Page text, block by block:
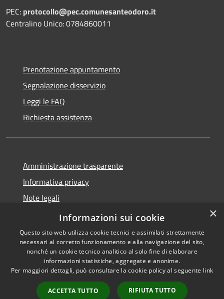
PEC: protocollo@pec.comunesanteodoro.it
Centralino Unico: 0784860011
Prenotazione appuntamento
Segnalazione disservizio
Leggi le FAQ
Richiesta assistenza
Amministrazione trasparente
Informativa privacy
Note legali
Dichiarazione di accessibilità
Accessibilità
Copyright © 2026 • Comune di
San Teodoro • Powered by
Municipium•
Accesso
×
Informazioni sui cookie
Questo sito web utilizza cookie tecnici e assimilati strettamente
necessari al corretto funzionamento e alla navigazione del sito,
nonché un cookie tecnico analitico al solo fine di elaborare
informazioni statistiche, aggregate e anonime.
Per maggiori dettagli, può consultare la cookie policy al seguente link
ACCETTA TUTTO RIFIUTA TUTTO